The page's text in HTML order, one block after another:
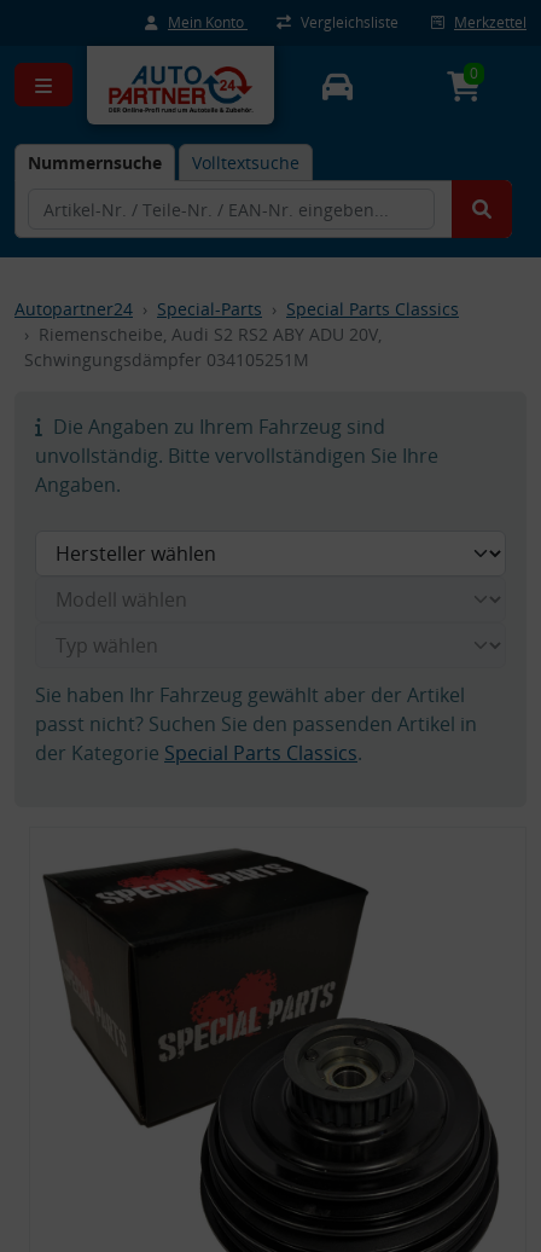
Mein Konto Vergleichsliste Merkzettel
Nummernsuche Volltextsuche
0
Autopartner24 Special-Parts
Special Parts Classics
Riemenscheibe, Audi S2 RS2 ABY ADU 20V,
Schwingungsdämpfer 034105251M
Die Angaben zu Ihrem Fahrzeug sind
unvollständig. Bitte vervollständigen Sie Ihre
Angaben.
Sie haben Ihr Fahrzeug gewählt aber der Artikel
passt nicht? Suchen Sie den passenden Artikel in
der Kategorie Special Parts Classics.